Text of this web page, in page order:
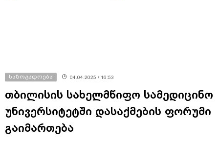
საზოგადოება 04.04.2025 / 16:53
თბილისის სახელმწიფო სამედიცინო
უნივერსიტეტში დასაქმების ფორუმი
გაიმართება